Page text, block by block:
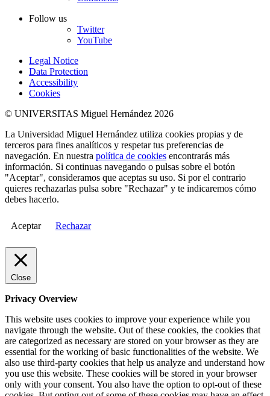
Follow us
Twitter
YouTube
Legal Notice
Data Protection
Accessibility
Cookies
© UNIVERSITAS Miguel Hernández 2026
La Universidad Miguel Hernández utiliza cookies propias y de
terceros para fines analíticos y respetar tus preferencias de
navegación. En nuestra política de cookies encontrarás más
información. Si continuas navegando o pulsas sobre el botón
"Aceptar", consideramos que aceptas su uso. Si por el contrario
quieres rechazarlas pulsa sobre "Rechazar" y te indicaremos cómo
debes hacerlo.
Aceptar Rechazar
Close
Privacy Overview
This website uses cookies to improve your experience while you
navigate through the website. Out of these cookies, the cookies that
are categorized as necessary are stored on your browser as they are
essential for the working of basic functionalities of the website. We
also use third-party cookies that help us analyze and understand how
you use this website. These cookies will be stored in your browser
only with your consent. You also have the option to opt-out of these